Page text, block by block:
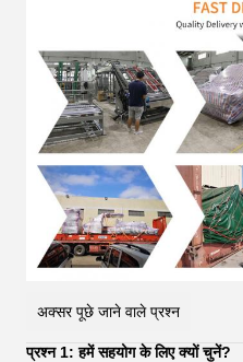
अक्सर पूछे जाने वाले प्रश्न
प्रश्न 1: हमें सहयोग के लिए क्यों चुनें?